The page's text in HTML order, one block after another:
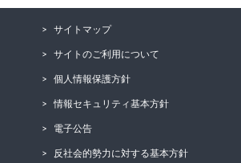
サイトマップ
サイトのご利用について
個人情報保護方針
情報セキュリティ基本方針
電子公告
反社会的勢力に対する基本方針